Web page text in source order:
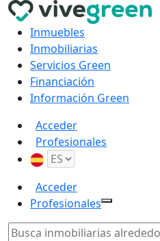
Inmuebles
Inmobiliarias
Servicios Green
Financiación
Información Green
Acceder
Profesionales
Acceder
Profesionales